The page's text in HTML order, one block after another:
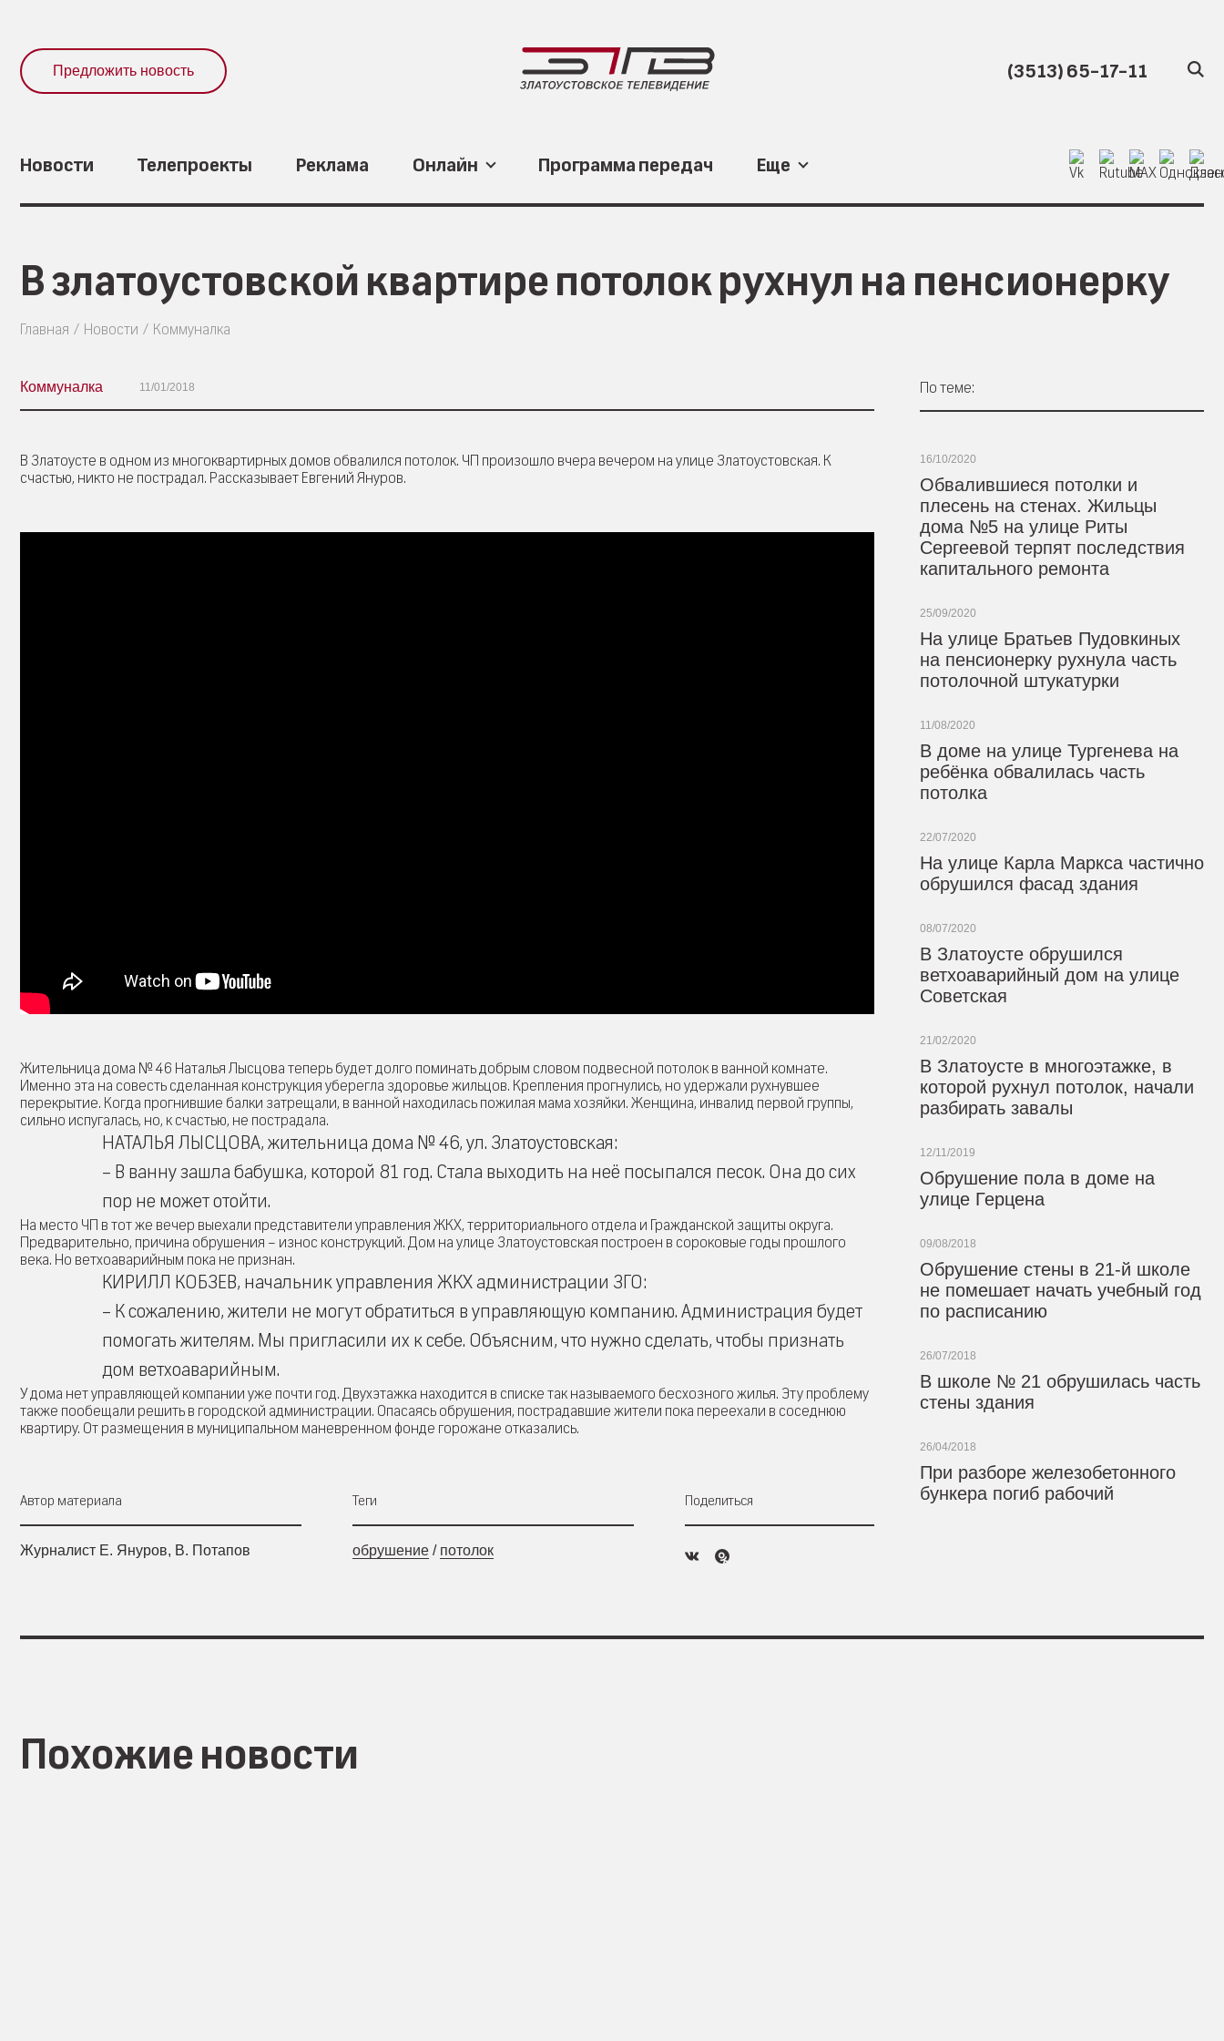
Предложить новость (3513) 65-17-11
Новости Телепроекты Реклама Онлайн Программа передач Еще
В златоустовской квартире потолок рухнул на пенсионерку
Главная Новости Коммуналка
Коммуналка 11/01/2018
В Златоусте в одном из многоквартирных домов обвалился потолок. ЧП произошло вчера вечером на улице Златоустовская. К
счастью, никто не пострадал. Рассказывает Евгений Януров.
Жительница дома № 46 Наталья Лысцова теперь будет долго поминать добрым словом подвесной потолок в ванной комнате.
Именно эта на совесть сделанная конструкция уберегла здоровье жильцов. Крепления прогнулись, но удержали рухнувшее
перекрытие. Когда прогнившие балки затрещали, в ванной находилась пожилая мама хозяйки. Женщина, инвалид первой группы,
сильно испугалась, но, к счастью, не пострадала.
НАТАЛЬЯ ЛЫСЦОВА, жительница дома № 46, ул. Златоустовская:
– В ванну зашла бабушка, которой 81 год. Стала выходить на неё посыпался песок. Она до сих
пор не может отойти.
На место ЧП в тот же вечер выехали представители управления ЖКХ, территориального отдела и Гражданской защиты округа.
Предварительно, причина обрушения – износ конструкций. Дом на улице Златоустовская построен в сороковые годы прошлого
века. Но ветхоаварийным пока не признан.
КИРИЛЛ КОБЗЕВ, начальник управления ЖКХ администрации ЗГО:
– К сожалению, жители не могут обратиться в управляющую компанию. Администрация будет
помогать жителям. Мы пригласили их к себе. Объясним, что нужно сделать, чтобы признать
дом ветхоаварийным.
У дома нет управляющей компании уже почти год. Двухэтажка находится в списке так называемого бесхозного жилья. Эту проблему
также пообещали решить в городской администрации. Опасаясь обрушения, пострадавшие жители пока переехали в соседнюю
квартиру. От размещения в муниципальном маневренном фонде горожане отказались.
Автор материала
Журналист Е. Януров, В. Потапов
Теги
обрушение/ потолок
Поделиться
По теме:
16/10/2020
Обвалившиеся потолки и
плесень на стенах. Жильцы
дома №5 на улице Риты
Сергеевой терпят последствия
капитального ремонта
25/09/2020
На улице Братьев Пудовкиных
на пенсионерку рухнула часть
потолочной штукатурки
11/08/2020
В доме на улице Тургенева на
ребёнка обвалилась часть
потолка
22/07/2020
На улице Карла Маркса частично
обрушился фасад здания
08/07/2020
В Златоусте обрушился
ветхоаварийный дом на улице
Советская
21/02/2020
В Златоусте в многоэтажке, в
которой рухнул потолок, начали
разбирать завалы
12/11/2019
Обрушение пола в доме на
улице Герцена
09/08/2018
Обрушение стены в 21-й школе
не помешает начать учебный год
по расписанию
26/07/2018
В школе № 21 обрушилась часть
стены здания
26/04/2018
При разборе железобетонного
бункера погиб рабочий
Похожие новости